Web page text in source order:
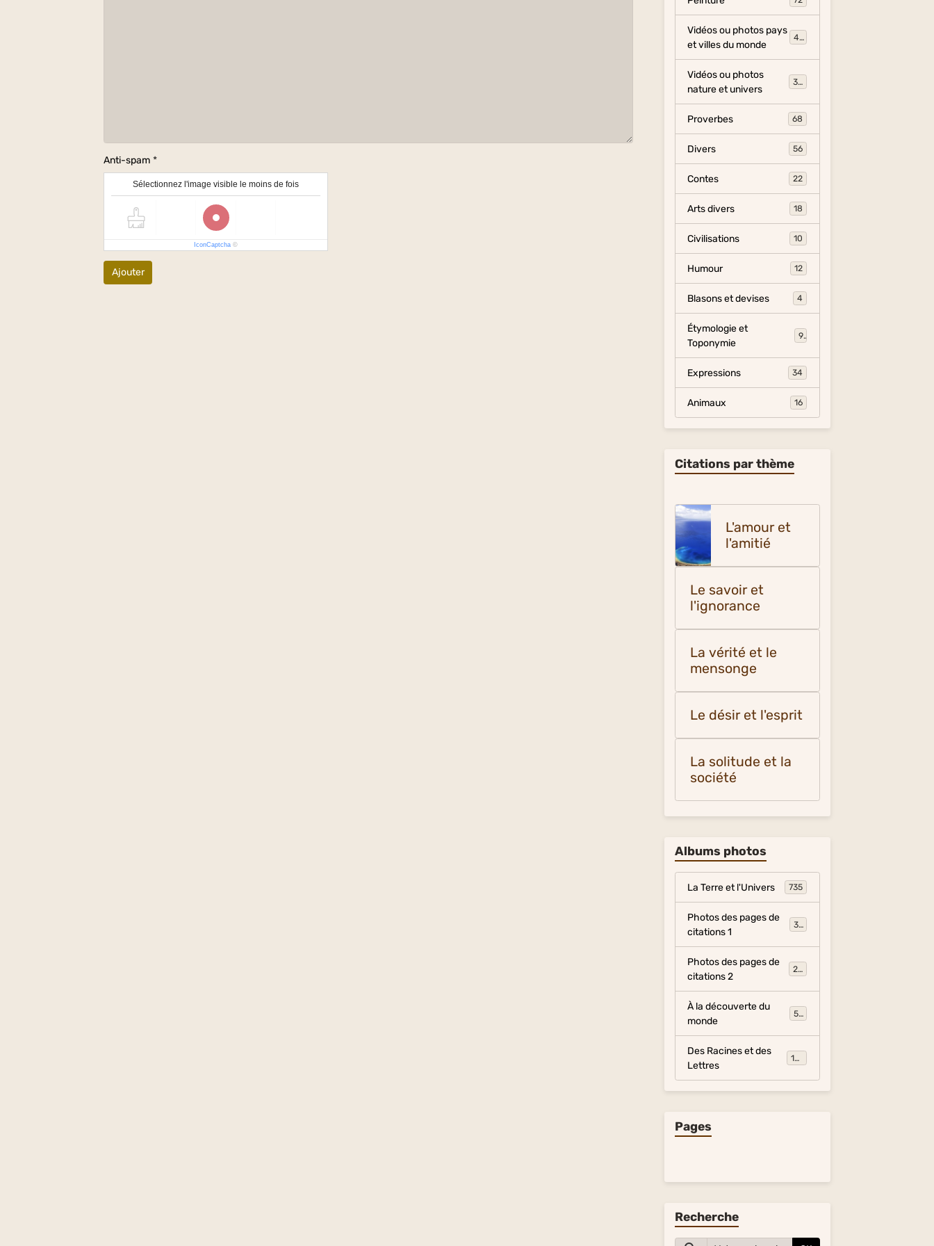
Anti-spam
Sélectionnez l'image visible le moins de fois
IconCaptcha ©
Ajouter
Vidéos ou photos pays
et villes du monde
454
Vidéos ou photos
nature et univers
325
Proverbes 68
Divers 56
Contes 22
Arts divers 18
Civilisations 10
Humour 12
Blasons et devises 4
Étymologie et
Toponymie
9
Expressions 34
Animaux 16
Citations par thème
L'amour et
l'amitié
Le savoir et
l'ignorance
La vérité et le
mensonge
Le désir et l'esprit
La solitude et la
société
Albums photos
La Terre et l'Univers 735
Photos des pages de
citations 1
317
Photos des pages de
citations 2
281
À la découverte du
monde
54
Des Racines et des
Lettres
134
Pages
Recherche